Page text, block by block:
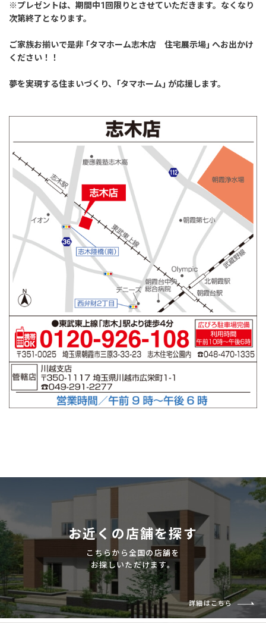
※プレゼントは、期間中1回限りとさせていただきます。なくなり
次第終了となります。
ご家族お揃いで是非 ｢タマホーム志木店 住宅展示場｣ へお出かけ
ください！！
夢を実現する住まいづくり、｢タマホーム｣ が応援します。
お近くの店舗を探す
こちらから全国の店舗を
お探しいただけます。
詳細はこちら